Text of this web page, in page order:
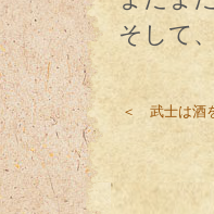
そして
＜ 武士は酒